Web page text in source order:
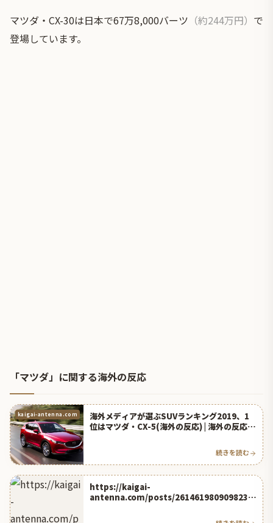
マツダ・CX-30は日本で67万8,000バーツ （約244万円） で
登場しています。
「マツダ」に関する海外の反応
kaigai-antenna.com
海外メディアが選ぶSUVランキング2019、1
位はマツダ・CX-5(海外の反応) | 海外の反応ア
続きを読む
https://kaigai-
antenna.com/posts/2614619809098235